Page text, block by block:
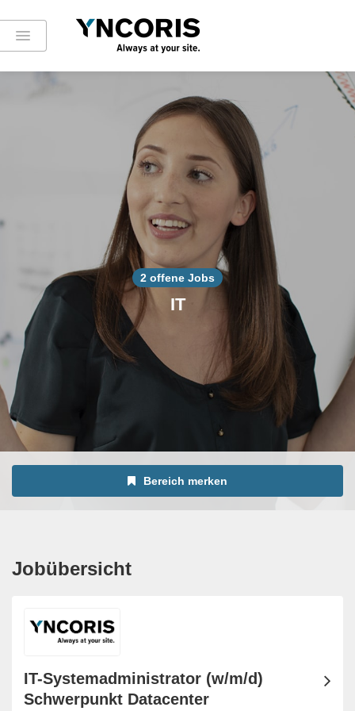
2 offene Jobs
IT
Bereich merken
Jobübersicht
IT-Systemadministrator (w/m/d)
Schwerpunkt Datacenter